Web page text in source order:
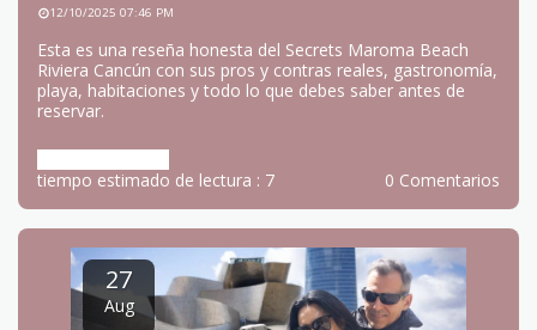
12/10/2025 07:46 PM
Esta es una reseña honesta del Secrets Maroma Beach
Riviera Cancún con sus pros y contras reales, gastronomía,
playa, habitaciones y todo lo que debes saber antes de
reservar.
tiempo estimado de lectura : 7
0 Comentarios
27
Aug